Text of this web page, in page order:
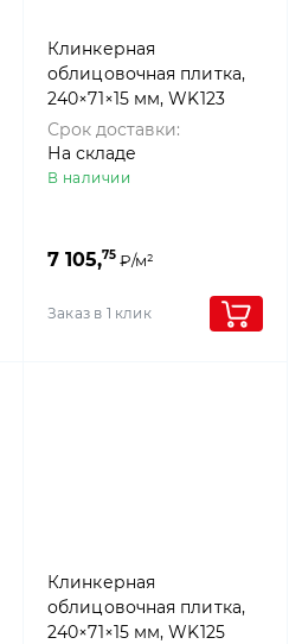
Клинкерная
облицовочная плитка,
240×71×15 мм, WK123
GRAU, Westerwalder
klinker
Срок доставки:
На складе
В наличии
7 105,75 ₽/м²
Заказ в 1 клик
Клинкерная
облицовочная плитка,
240×71×15 мм, WK125